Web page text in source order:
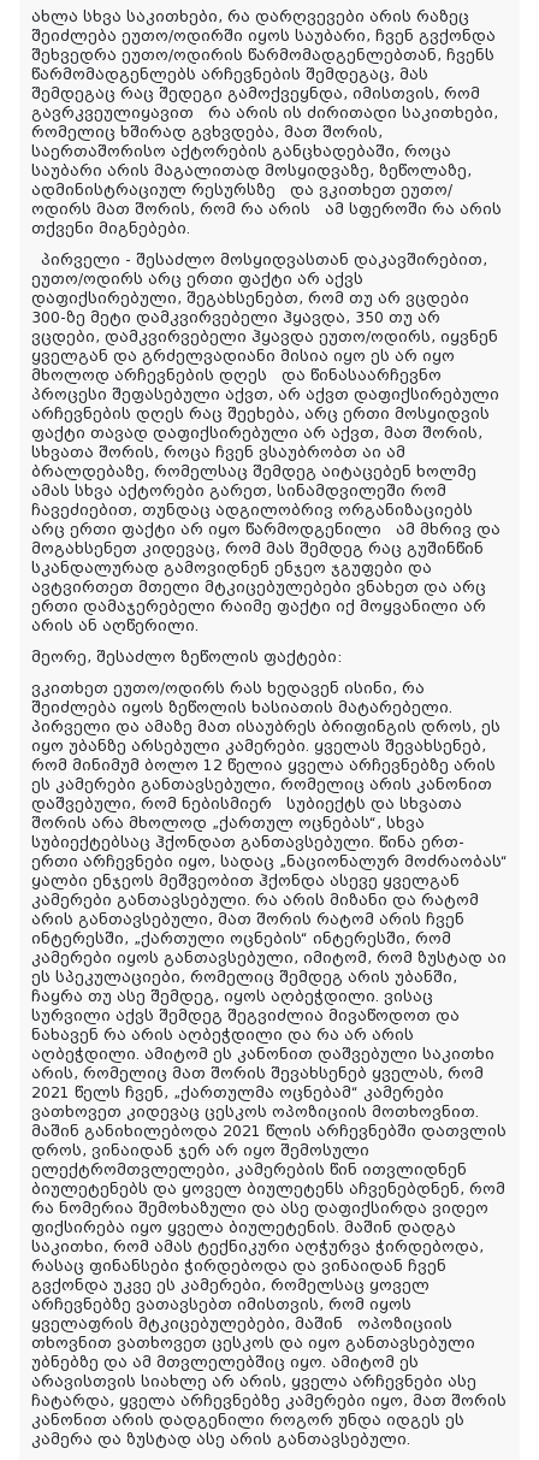
ახლა სხვა საკითხები, რა დარღვევები არის რაზეც
შეიძლება ეუთო/ოდირში იყოს საუბარი, ჩვენ გვქონდა
შეხვედრა ეუთო/ოდირის წარმომადგენლებთან, ჩვენს
წარმომადგენლებს არჩევნების შემდეგაც, მას
შემდეგაც რაც შედეგი გამოქვეყნდა, იმისთვის, რომ
გავრკვეულიყავით რა არის ის ძირითადი საკითხები,
რომელიც ხშირად გვხვდება, მათ შორის,
საერთაშორისო აქტორების განცხადებაში, როცა
საუბარი არის მაგალითად მოსყიდვაზე, ზეწოლაზე,
ადმინისტრაციულ რესურსზე და ვკითხეთ ეუთო/
ოდირს მათ შორის, რომ რა არის ამ სფეროში რა არის
თქვენი მიგნებები.
პირველი - შესაძლო მოსყიდვასთან დაკავშირებით,
ეუთო/ოდირს არც ერთი ფაქტი არ აქვს
დაფიქსირებული, შეგახსენებთ, რომ თუ არ ვცდები
300-ზე მეტი დამკვირვებელი ჰყავდა, 350 თუ არ
ვცდები, დამკვირვებელი ჰყავდა ეუთო/ოდირს, იყვნენ
ყველგან და გრძელვადიანი მისია იყო ეს არ იყო
მხოლოდ არჩევნების დღეს და წინასაარჩევნო
პროცესი შეფასებული აქვთ, არ აქვთ დაფიქსირებული
არჩევნების დღეს რაც შეეხება, არც ერთი მოსყიდვის
ფაქტი თავად დაფიქსირებული არ აქვთ, მათ შორის,
სხვათა შორის, როცა ჩვენ ვსაუბრობთ აი ამ
ბრალდებაზე, რომელსაც შემდეგ აიტაცებენ ხოლმე
ამას სხვა აქტორები გარეთ, სინამდვილეში რომ
ჩავეძიებით, თუნდაც ადგილობრივ ორგანიზაციებს
არც ერთი ფაქტი არ იყო წარმოდგენილი ამ მხრივ და
მოგახსენეთ კიდევაც, რომ მას შემდეგ რაც გუშინწინ
სკანდალურად გამოვიდნენ ენჯეო ჯგუფები და
ავტვირთეთ მთელი მტკიცებულებები ვნახეთ და არც
ერთი დამაჯერებელი რაიმე ფაქტი იქ მოყვანილი არ
არის ან აღწერილი.
მეორე, შესაძლო ზეწოლის ფაქტები:
ვკითხეთ ეუთო/ოდირს რას ხედავენ ისინი, რა
შეიძლება იყოს ზეწოლის ხასიათის მატარებელი.
პირველი და ამაზე მათ ისაუბრეს ბრიფინგის დროს, ეს
იყო უბანზე არსებული კამერები. ყველას შევახსენებ,
რომ მინიმუმ ბოლო 12 წელია ყველა არჩევნებზე არის
ეს კამერები განთავსებული, რომელიც არის კანონით
დაშვებული, რომ ნებისმიერ სუბიექტს და სხვათა
შორის არა მხოლოდ „ქართულ ოცნებას“, სხვა
სუბიექტებსაც ჰქონდათ განთავსებული. წინა ერთ-
ერთი არჩევნები იყო, სადაც „ნაციონალურ მოძრაობას“
ყალბი ენჯეოს მეშვეობით ჰქონდა ასევე ყველგან
კამერები განთავსებული. რა არის მიზანი და რატომ
არის განთავსებული, მათ შორის რატომ არის ჩვენ
ინტერესში, „ქართული ოცნების“ ინტერესში, რომ
კამერები იყოს განთავსებული, იმიტომ, რომ ზუსტად აი
ეს სპეკულაციები, რომელიც შემდეგ არის უბანში,
ჩაყრა თუ ასე შემდეგ, იყოს აღბეჭდილი. ვისაც
სურვილი აქვს შემდეგ შეგვიძლია მივაწოდოთ და
ნახავენ რა არის აღბეჭდილი და რა არ არის
აღბეჭდილი. ამიტომ ეს კანონით დაშვებული საკითხი
არის, რომელიც მათ შორის შევახსენებ ყველას, რომ
2021 წელს ჩვენ, „ქართულმა ოცნებამ“ კამერები
ვათხოვეთ კიდევაც ცესკოს ოპოზიციის მოთხოვნით.
მაშინ განიხილებოდა 2021 წლის არჩევნებში დათვლის
დროს, ვინაიდან ჯერ არ იყო შემოსული
ელექტრომთვლელები, კამერების წინ ითვლიდნენ
ბიულეტენებს და ყოველ ბიულეტენს აჩვენებდნენ, რომ
რა ნომერია შემოხაზული და ასე დაფიქსირდა ვიდეო
ფიქსირება იყო ყველა ბიულეტენის. მაშინ დადგა
საკითხი, რომ ამას ტექნიკური აღჭურვა ჭირდებოდა,
რასაც ფინანსები ჭირდებოდა და ვინაიდან ჩვენ
გვქონდა უკვე ეს კამერები, რომელსაც ყოველ
არჩევნებზე ვათავსებთ იმისთვის, რომ იყოს
ყველაფრის მტკიცებულებები, მაშინ ოპოზიციის
თხოვნით ვათხოვეთ ცესკოს და იყო განთავსებული
უბნებზე და ამ მთვლელებშიც იყო. ამიტომ ეს
არავისთვის სიახლე არ არის, ყველა არჩევნები ასე
ჩატარდა, ყველა არჩევნებზე კამერები იყო, მათ შორის
კანონით არის დადგენილი როგორ უნდა იდგეს ეს
კამერა და ზუსტად ასე არის განთავსებული.